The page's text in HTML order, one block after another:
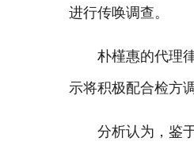
进行传唤调查。
朴槿惠的代理
示将积极配合检方
分析认为，鉴